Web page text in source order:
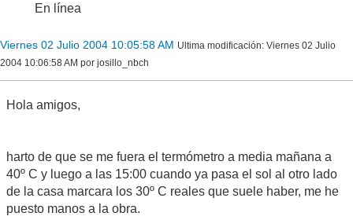
En línea
Viernes 02 Julio 2004 10:05:58 AM Ultima modificación: Viernes 02 Julio
2004 10:06:58 AM por josillo_nbch
Hola amigos,
harto de que se me fuera el termómetro a media mañana a
40º C y luego a las 15:00 cuando ya pasa el sol al otro lado
de la casa marcara los 30º C reales que suele haber, me he
puesto manos a la obra.